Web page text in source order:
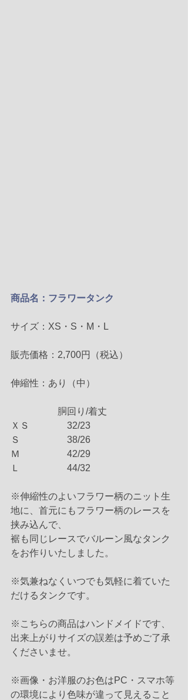
商品名：フラワータンク
サイズ：XS・S・M・L
販売価格：2,700円（税込）
伸縮性：あり（中）
胴回り/着丈
ＸＳ　　　　32/23
Ｓ　　　　　38/26
Ｍ　　　　　42/29
Ｌ　　　　　44/32
※伸縮性のよいフラワー柄のニット生
地に、首元にもフラワー柄のレースを
挟み込んで、
裾も同じレースでバルーン風なタンク
をお作りいたしました。
※気兼ねなくいつでも気軽に着ていた
だけるタンクです。
※こちらの商品はハンドメイドです、
出来上がりサイズの誤差は予めご了承
くださいませ。
※画像・お洋服のお色はPC・スマホ等
の環境により色味が違って見えること